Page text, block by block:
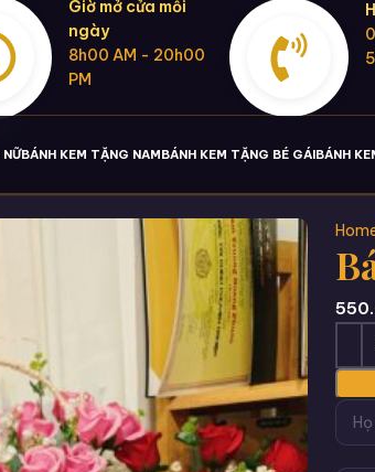
Giờ mở cửa mỗi
ngày
8h00 AM - 20h00
PM
NỮBÁNH KEM TẶNG NAMBÁNH KEM TẶNG BÉ GÁIBÁNH